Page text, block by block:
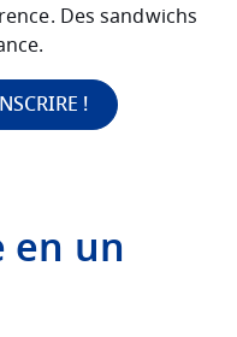
Des sandwichs
!
en un